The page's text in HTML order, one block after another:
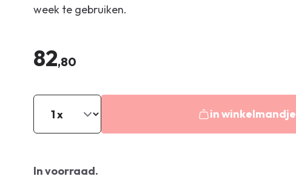
week te gebruiken.
82,80
in winkelmandje
In voorraad.